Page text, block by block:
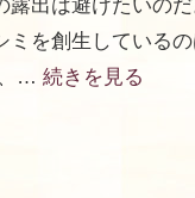
露出は避けたいの
ミを創生している
… 続きを見る